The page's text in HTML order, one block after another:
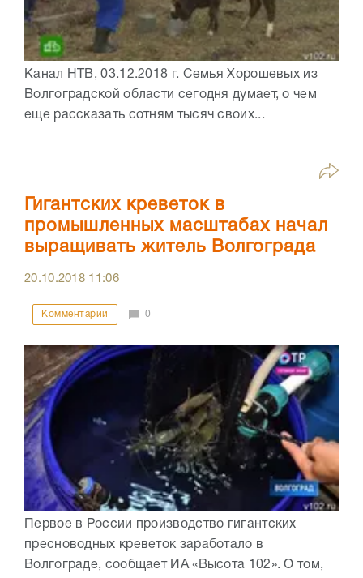
Канал НТВ, 03.12.2018 г. Семья Хорошевых из
Волгоградской области сегодня думает, о чем
еще рассказать сотням тысяч своих...
Гигантских креветок в
промышленных масштабах начал
выращивать житель Волгограда
20.10.2018 11:06
Комментарии 0
Первое в России производство гигантских
пресноводных креветок заработало в
Волгограде, сообщает ИА «Высота 102». О том,